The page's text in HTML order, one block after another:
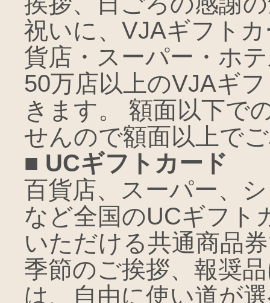
祝いに、VJAギフト
貨店・スーパー・ホ
50万店以上のVJAギ
きます。 額面以下で
せんので額面以上で
■ UCギフトカード
百貨店、スーパー、
など全国のUCギフト
いただける共通商品
季節のご挨拶、報奨
は、自由に使い道が